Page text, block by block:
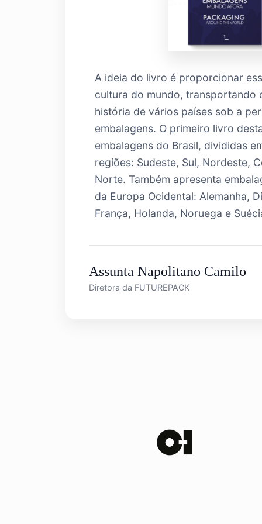
A ideia do livro é proporcionar
cultura do mundo, transportando
história de vários países sob a
embalagens. O primeiro livro
embalagens do Brasil, divididas
regiões: Sudeste, Sul, Nordeste,
Norte. Também apresenta
da Europa Ocidental: Alemanha,
França, Holanda, Noruega e
Assunta Napolitano Camilo
Diretora da FUTUREPACK